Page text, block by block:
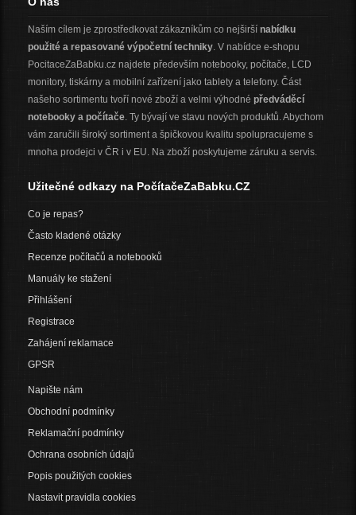
Naším cílem je zprostředkovat zákazníkům co nejširší nabídku
použité a repasované výpočetní techniky. V nabídce e-shopu
PocitaceZaBabku.cz najdete především notebooky, počítače, LCD
monitory, tiskárny a mobilní zařízení jako tablety a telefony. Část
našeho sortimentu tvoří nové zboží a velmi výhodné předváděcí
notebooky a počítače. Ty bývají ve stavu nových produktů. Abychom
vám zaručili široký sortiment a špičkovou kvalitu spolupracujeme s
mnoha prodejci v ČR i v EU. Na zboží poskytujeme záruku a servis.
Užitečné odkazy na PočítačeZaBabku.CZ
Co je repas?
Často kladené otázky
Recenze počítačů a notebooků
Manuály ke stažení
Přihlášení
Registrace
Zahájení reklamace
GPSR
Napište nám
Obchodní podmínky
Reklamační podmínky
Ochrana osobních údajů
Popis použitých cookies
Nastavit pravidla cookies